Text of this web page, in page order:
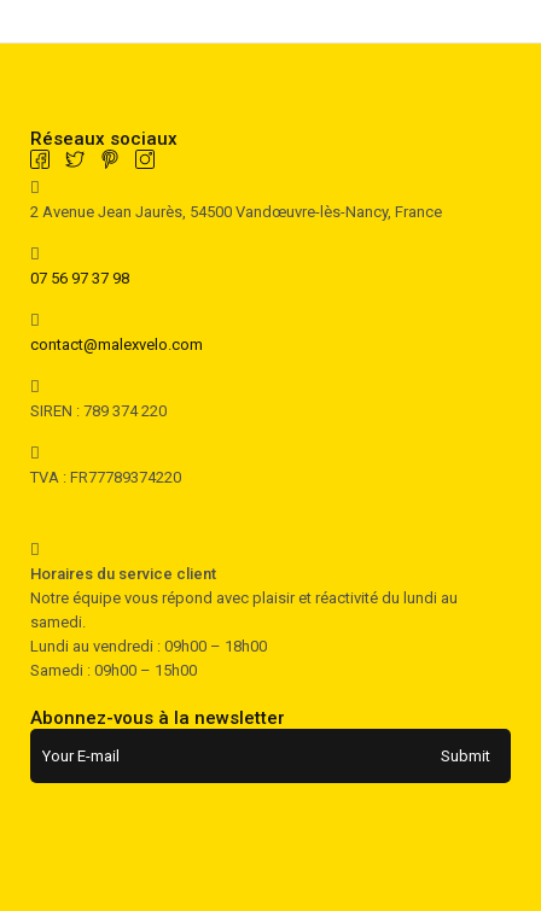
Réseaux sociaux
2 Avenue Jean Jaurès, 54500 Vandœuvre-lès-Nancy, France
07 56 97 37 98
contact@malexvelo.com
SIREN : 789 374 220
TVA : FR77789374220
Horaires du service client
Notre équipe vous répond avec plaisir et réactivité du lundi au
samedi.
Lundi au vendredi : 09h00 – 18h00
Samedi : 09h00 – 15h00
Abonnez-vous à la newsletter